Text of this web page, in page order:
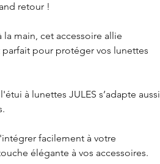
retour !
main, cet accessoire allie
pour protéger vos lunettes
à lunettes JULES s’adapte aussi
facilement à votre
élégante à vos accessoires.